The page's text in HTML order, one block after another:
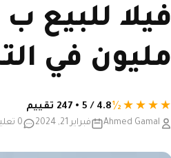
مليون في
★★★★½4.8 / 5 • 247 تقييم
Ahmed Gamal فبراير 21, 2024 0 تعليق